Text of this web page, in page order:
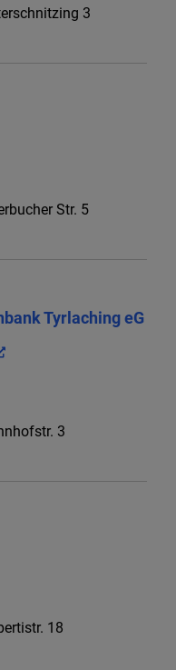
3
Str. 5
Tyrlaching eG
3
18